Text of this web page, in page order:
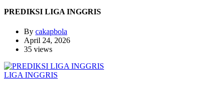
PREDIKSI LIGA INGGRIS
By cakapbola
April 24, 2026
35 views
LIGA INGGRIS